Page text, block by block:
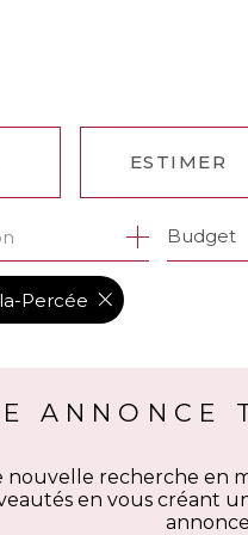
ESTIMER
Budget
Percée
ANNONCE
recherche en
en vous créant